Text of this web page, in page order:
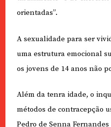
orientadas”.
A sexualidade para ser
uma estrutura emocional
os jovens de 14 anos não
Além da tenra idade, o
métodos de contracepção
Pedro de Senna